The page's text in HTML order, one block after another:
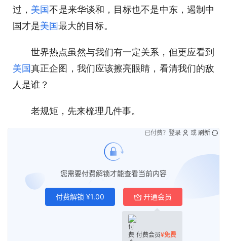
过， 美国不是来华谈和，目标也不是中东，遏制中
国才是美国最大的目标。
世界热点虽然与我们有一定关系，但更应看到
美国真正企图，我们应该擦亮眼睛，看清我们的敌
人是谁？
老规矩，先来梳理几件事。
您需要付费解锁才能查看当前内容
付费解锁 ¥1.00 开通会员
付费会员¥免费
已付费？ 登录 或 刷新